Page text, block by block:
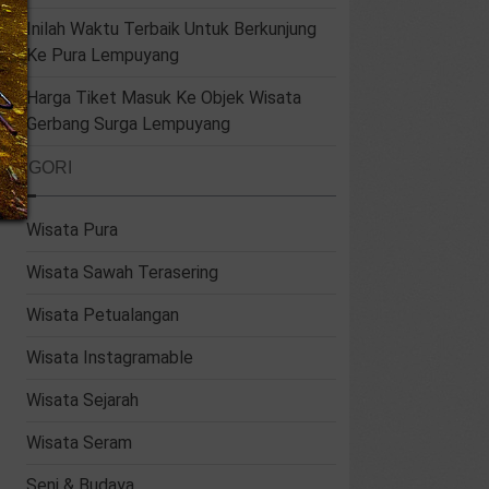
Inilah Waktu Terbaik Untuk Berkunjung
Ke Pura Lempuyang
Harga Tiket Masuk Ke Objek Wisata
Gerbang Surga Lempuyang
Wisata Pura
Wisata Sawah Terasering
Wisata Petualangan
Wisata Instagramable
Wisata Sejarah
Wisata Seram